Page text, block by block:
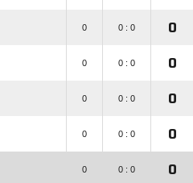
0 0 : 0 0
0 0 : 0 0
0 0 : 0 0
0 0 : 0 0
0 0 : 0 0